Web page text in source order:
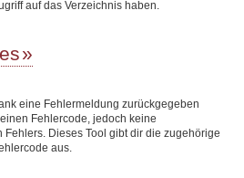
auf das Verzeichnis haben.
eine Fehlermeldung zurückgegeben
Fehlercode, jedoch keine
Fehlers. Dieses Tool gibt dir die zugehörige
aus.